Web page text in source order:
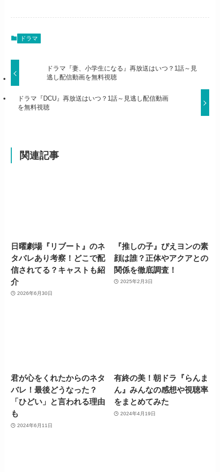
ドラマ
ドラマ『妻、小学生になる』再放送はいつ？1話～見
逃し配信動画を無料視聴
ドラマ『DCU』再放送はいつ？1話～見逃し配信動画
を無料視聴
関連記事
日曜劇場『リブート』のネ
タバレあり考察！どこで配
信されてる？キャストも紹
介
2026年6月30日
『推しの子』ぴえヨンの素
顔は誰？正体やアクアとの
関係を徹底調査！
2025年2月3日
君が心をくれたからのネタ
バレ！最後どうなった？
「ひどい」と言われる理由
も
2024年6月11日
有終の美！朝ドラ『らんま
ん』みんなの感想や視聴率
をまとめてみた
2024年4月19日